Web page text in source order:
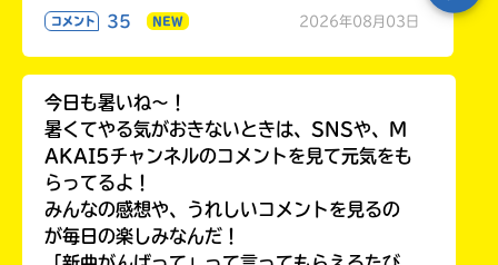
コメント 35 NEW 2026年08月03日
今日も暑いね〜！
暑くてやる気がおきないときは、SNSや、M
AKAI5チャンネルのコメントを見て元気をも
らってるよ！
みんなの感想や、うれしいコメントを見るの
が毎日の楽しみなんだ！